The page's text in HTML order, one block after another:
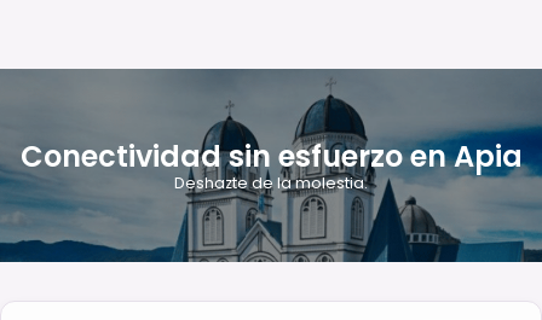
Conectividad sin esfuerzo en Apia
Deshazte de la molestia.